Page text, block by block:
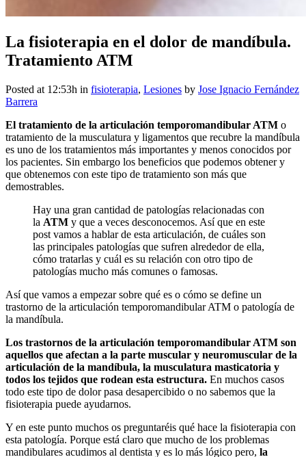
La fisioterapia en el dolor de mandíbula.
Tratamiento ATM
Posted at 12:53h in fisioterapia, Lesiones by Jose Ignacio Fernández
Barrera
El tratamiento de la articulación temporomandibular ATM o
tratamiento de la musculatura y ligamentos que recubre la mandíbula
es uno de los tratamientos más importantes y menos conocidos por
los pacientes. Sin embargo los beneficios que podemos obtener y
que obtenemos con este tipo de tratamiento son más que
demostrables.
Hay una gran cantidad de patologías relacionadas con
la ATM y que a veces desconocemos. Así que en este
post vamos a hablar de esta articulación, de cuáles son
las principales patologías que sufren alrededor de ella,
cómo tratarlas y cuál es su relación con otro tipo de
patologías mucho más comunes o famosas.
Así que vamos a empezar sobre qué es o cómo se define un
trastorno de la articulación temporomandibular ATM o patología de
la mandíbula.
Los trastornos de la articulación temporomandibular ATM son
aquellos que afectan a la parte muscular y neuromuscular de la
articulación de la mandíbula, la musculatura masticatoria y
todos los tejidos que rodean esta estructura. En muchos casos
todo este tipo de dolor pasa desapercibido o no sabemos que la
fisioterapia puede ayudarnos.
Y en este punto muchos os preguntaréis qué hace la fisioterapia con
esta patología. Porque está claro que mucho de los problemas
mandibulares acudimos al dentista y es lo más lógico pero, la